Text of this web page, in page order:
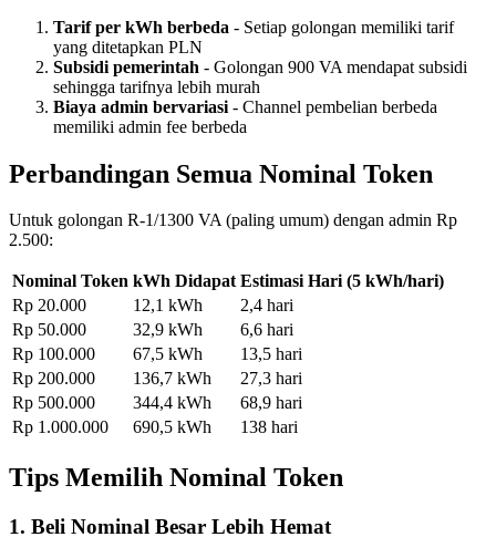
Tarif per kWh berbeda - Setiap golongan memiliki tarif
yang ditetapkan PLN
Subsidi pemerintah - Golongan 900 VA mendapat subsidi
sehingga tarifnya lebih murah
Biaya admin bervariasi - Channel pembelian berbeda
memiliki admin fee berbeda
Perbandingan Semua Nominal Token
Untuk golongan R-1/1300 VA (paling umum) dengan admin Rp
2.500:
Nominal Token kWh Didapat Estimasi Hari (5 kWh/hari)
Rp 20.000
12,1 kWh
2,4 hari
Rp 50.000
32,9 kWh
6,6 hari
Rp 100.000
67,5 kWh
13,5 hari
Rp 200.000
136,7 kWh
27,3 hari
Rp 500.000
344,4 kWh
68,9 hari
Rp 1.000.000
690,5 kWh 138 hari
Tips Memilih Nominal Token
1. Beli Nominal Besar Lebih Hemat